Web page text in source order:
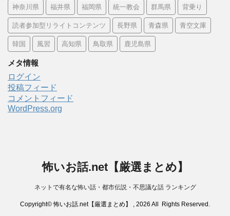
神奈川県 福井県 福岡県 統一教会 群馬県 背乗り
読者参加型リライトコンテンツ 長野県 青森県 青空文庫
韓国 風習 高知県 鳥取県 鹿児島県
メタ情報
ログイン
投稿フィード
コメントフィード
WordPress.org
怖いお話.net【厳選まとめ】
ネットで有名な怖い話・都市伝説・不思議な話 ランキング
Copyright© 怖いお話.net【厳選まとめ】 , 2026 All Rights Reserved.